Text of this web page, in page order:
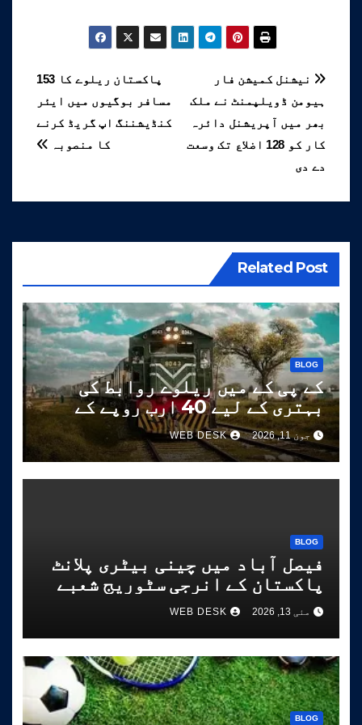
پوسٹوں
کی
نیویگیشن
پاکستان ریلوے کا 153
مسافر بوگیوں میں ایئر
کنڈیشننگ اپ گریڈ کرنے
کا منصوبہ
نیشنل کمیشن فار
ہیومن ڈویلپمنٹ نے ملک
بھر میں آپریشنل دائرہ
کار کو 128 اضلاع تک وسعت
دے دی
Related Post
BLOG
کے پی کے میں ریلوے روابط کی
بہتری کے لیے 40 ارب روپے کے
منصوبے کی تیاری
جون 11, 2026 WEB DESK
BLOG
فیصل آباد میں چینی بیٹری پلانٹ
پاکستان کے انرجی سٹوریج شعبے
کو تقویت دے گا
مئی 13, 2026 WEB DESK
BLOG